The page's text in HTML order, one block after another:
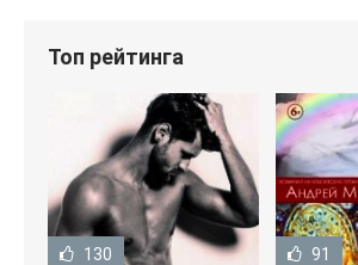
Топ рейтинга
130 91